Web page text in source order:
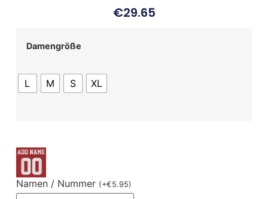
€29.65
Damengröße
L M S XL
Namen / Nummer (+€5.95)